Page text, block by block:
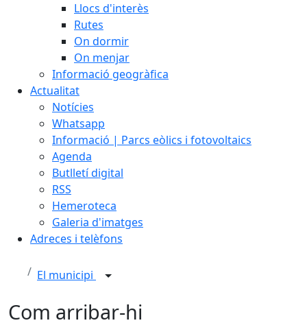
Llocs d'interès
Rutes
On dormir
On menjar
Informació geogràfica
Actualitat
Notícies
Whatsapp
Informació | Parcs eòlics i fotovoltaics
Agenda
Butlletí digital
RSS
Hemeroteca
Galeria d'imatges
Adreces i telèfons
El municipi
Com arribar-hi